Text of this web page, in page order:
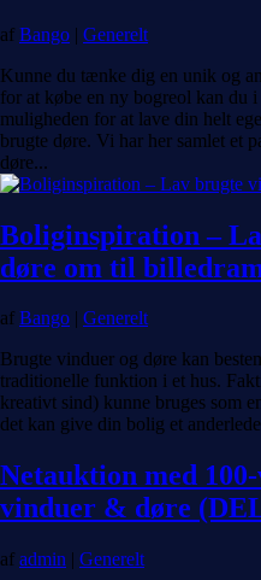
af Bango | Generelt
Kunne du tænke dig en unik og
for at købe en ny bogreol kan du
muligheden for at lave din helt
brugte døre. Vi har her samlet et
døre...
Boliginspiration –
døre om til
af Bango | Generelt
Brugte vinduer og døre kan
traditionelle funktion i et hus.
kreativt sind) kunne bruges som
det kan give din bolig et
Netauktion med
vinduer & døre
af admin | Generelt